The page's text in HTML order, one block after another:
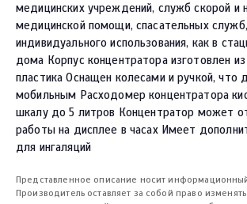
медицинских учреждений, служб скорой и
медицинской помощи, спасательных
индивидуального использования, как в
дома Корпус концентратора изготовлен
пластика Оснащен колесами и ручкой, что
мобильным Расходомер концентратора
шкалу до 5 литров Концентратор может
работы на дисплее в часах Имеет
для ингаляций
Представленное описание носит информационный
Производитель оставляет за собой право